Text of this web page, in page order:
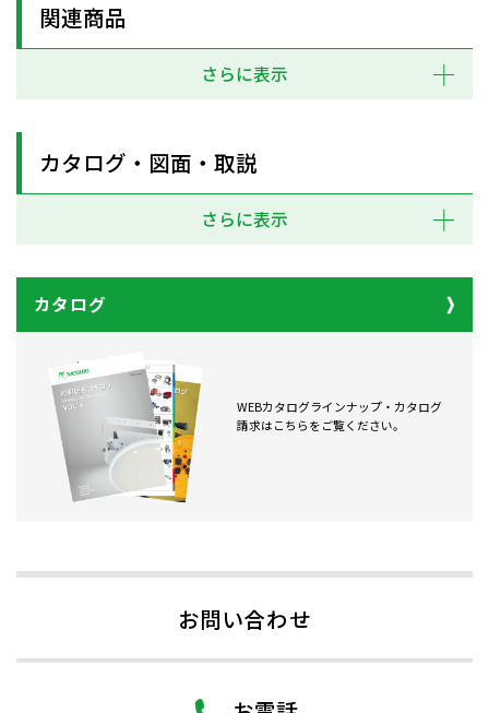
関連商品
さらに表示
カタログ・図面・取説
さらに表示
カタログ
WEBカタログラインナップ・カタログ
請求はこちらをご覧ください。
お問い合わせ